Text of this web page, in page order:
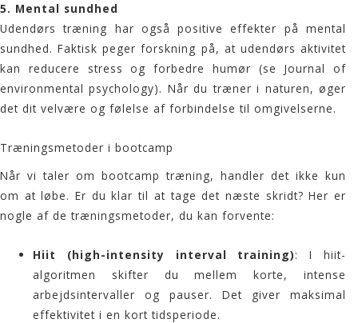
5. Mental sundhed
Udendørs træning har også positive effekter på mental
sundhed. Faktisk peger forskning på, at udendørs aktivitet
kan reducere stress og forbedre humør (se Journal of
environmental psychology). Når du træner i naturen, øger
det dit velvære og følelse af forbindelse til omgivelserne.
Træningsmetoder i bootcamp
Når vi taler om bootcamp træning, handler det ikke kun
om at løbe. Er du klar til at tage det næste skridt? Her er
nogle af de træningsmetoder, du kan forvente:
Hiit (high-intensity interval training): I hiit-
algoritmen skifter du mellem korte, intense
arbejdsintervaller og pauser. Det giver maksimal
effektivitet i en kort tidsperiode.